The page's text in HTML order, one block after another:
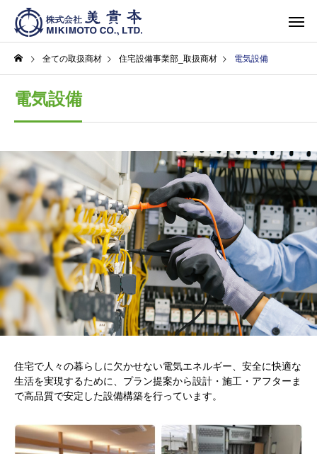
全ての取扱商材 住宅設備事業部_取扱商材 電気設備
電気設備
住宅で人々の暮らしに欠かせない電気エネルギー、安全に快適な
生活を実現するために、プラン提案から設計・施工・アフターま
で高品質で安定した設備構築を行っています。